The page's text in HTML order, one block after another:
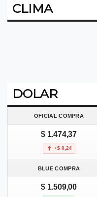
CLIMA
DOLAR
OFICIAL COMPRA
$ 1.474,37
+$ 0,24
BLUE COMPRA
$ 1.509,00